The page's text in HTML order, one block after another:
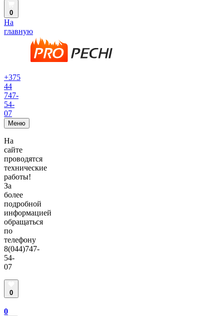
0
На
главную
+375
44
747-
54-
07
Меню
На
сайте
проводятся
технические
работы!
За
более
подробной
информацией
обращаться
по
телефону
8(044)747-
54-
07
0
0